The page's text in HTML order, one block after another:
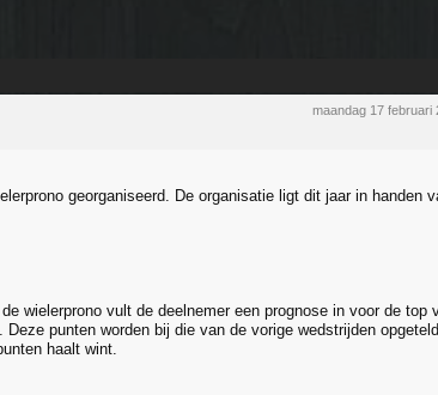
maandag 17 februari
georganiseerd. De organisatie ligt dit jaar in handen
wielerprono vult de deelnemer een prognose in voor de top
Deze punten worden bij die van de vorige wedstrijden
haalt wint.